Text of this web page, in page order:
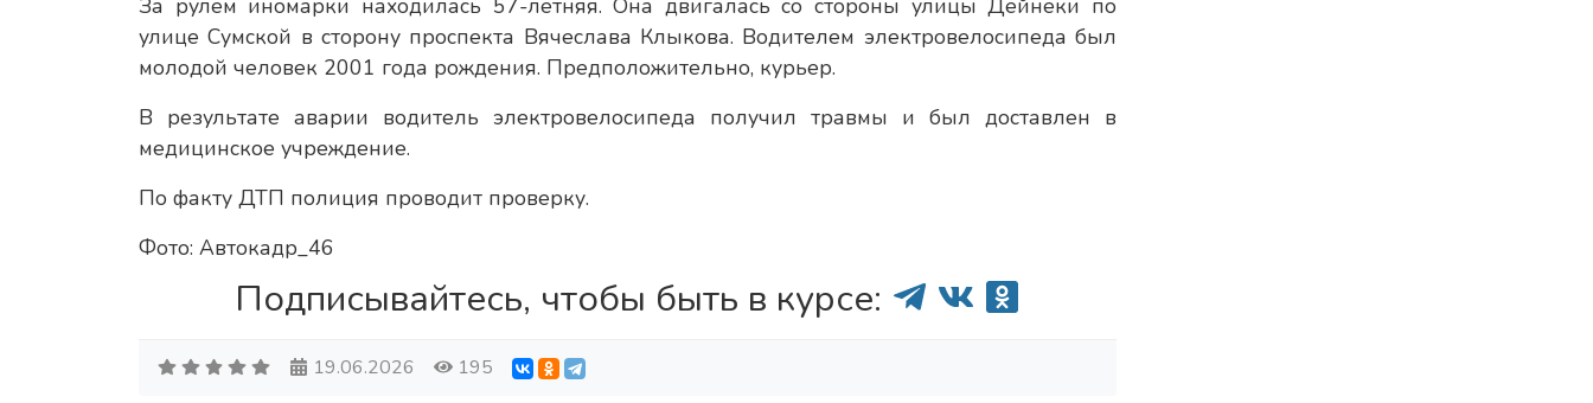
За рулем иномарки находилась 57-летняя. Она двигалась со стороны улицы Дейнеки по
улице Сумской в сторону проспекта Вячеслава Клыкова. Водителем электровелосипеда был
молодой человек 2001 года рождения. Предположительно, курьер.
В результате аварии водитель электровелосипеда получил травмы и был доставлен в
медицинское учреждение.
По факту ДТП полиция проводит проверку.
Фото: Автокадр_46
Подписывайтесь, чтобы быть в курсе:
19.06.2026 195